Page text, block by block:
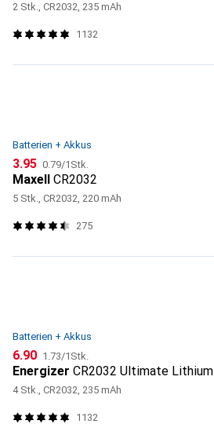
2 Stk., CR2032, 235 mAh
1132
Batterien + Akkus
CHF
3.95 CHF
0.79/1Stk.
Maxell CR2032
5 Stk., CR2032, 220 mAh
275
Batterien + Akkus
CHF
6.90 CHF
1.73/1Stk.
Energizer CR2032 Ultimate Lithium
4 Stk., CR2032, 235 mAh
1132